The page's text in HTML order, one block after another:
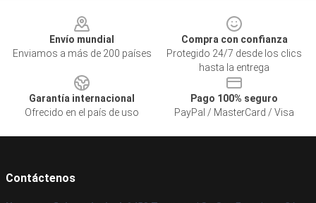
Envío mundial
Enviamos a más de 200 países
Compra con confianza
Protegido 24/7 desde los clics
hasta la entrega
Garantía internacional
Ofrecido en el país de uso
Pago 100% seguro
PayPal / MasterCard / Visa
Contáctenos